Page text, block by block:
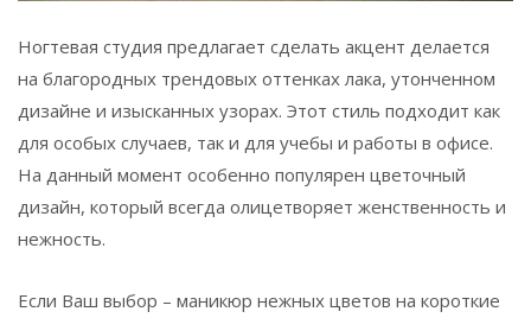
Ногтевая студия предлагает сделать акцент делается
на благородных трендовых оттенках лака, утонченном
дизайне и изысканных узорах. Этот стиль подходит как
для особых случаев, так и для учебы и работы в офисе.
На данный момент особенно популярен цветочный
дизайн, который всегда олицетворяет женственность и
нежность.
Если Ваш выбор – маникюр нежных цветов на короткие